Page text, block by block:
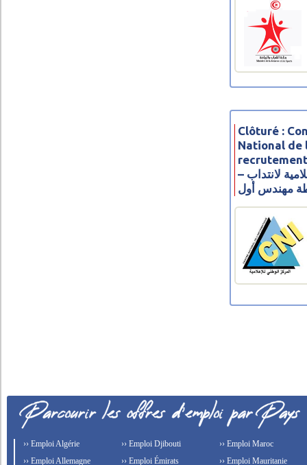
Clôturé :
National de
– مناظرة المركز الوطني للإعلامية لانتداب
›› Emploi Algérie
›› Emploi Allemagne
›› Emploi Djibouti
›› Emploi Émirats
›› Emploi Maroc
›› Emploi Mauritanie